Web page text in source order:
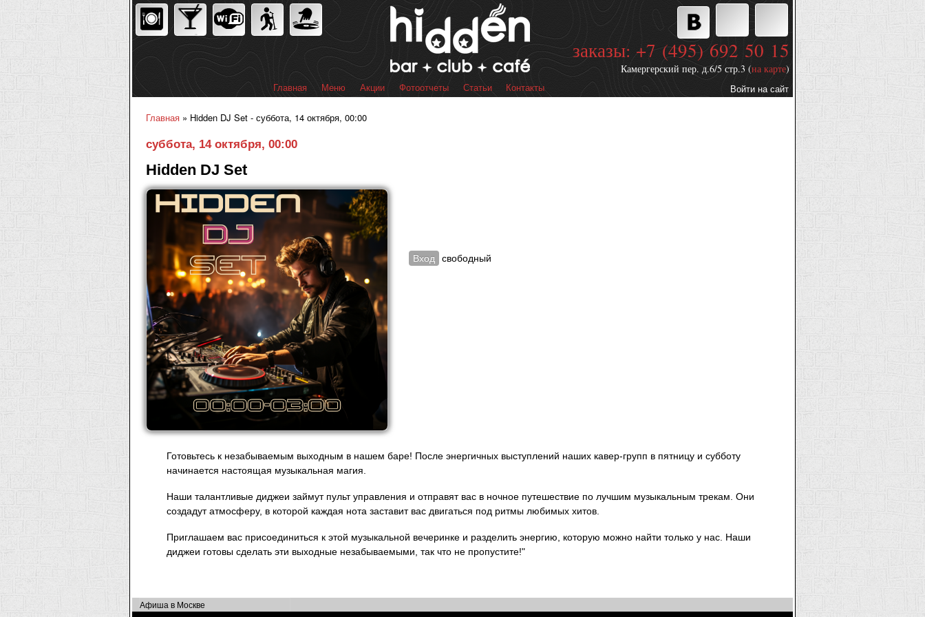
Перейти к
основному
содержанию
Главное меню
Главная Меню Акции Фотоотчеты Статьи Контакты
заказы: +7 (495) 692 50 15
Камергерский пер. д.6/5 стр.3 (на карте)
Дополнительные
Войти на сайт
Главная » Hidden DJ Set - суббота, 14 октября, 00:00
суббота, 14 октября, 00:00
Hidden DJ Set
Вход свободный
Готовьтесь к незабываемым выходным в нашем баре! После энергичных выступлений наших кавер-групп в пятницу и субботу
начинается настоящая музыкальная магия.
Наши талантливые диджеи займут пульт управления и отправят вас в ночное путешествие по лучшим музыкальным трекам. Они
создадут атмосферу, в которой каждая нота заставит вас двигаться под ритмы любимых хитов.
Приглашаем вас присоединиться к этой музыкальной вечеринке и разделить энергию, которую можно найти только у нас. Наши
диджеи готовы сделать эти выходные незабываемыми, так что не пропустите!"
Афиша в Москве